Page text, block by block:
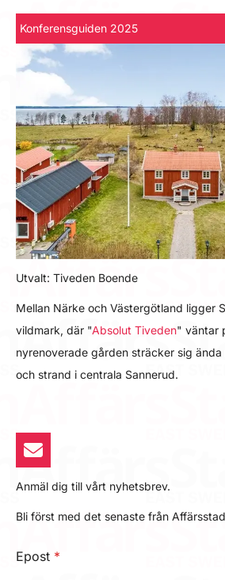
Konferensguiden 2025
Utvalt: Tiveden Boende
Mellan Närke och Västergötland ligger
vildmark, där "Absolut Tiveden" väntar
nyrenoverade gården sträcker sig
och strand i centrala Sannerud.
Anmäl dig till vårt nyhetsbrev.
Bli först med det senaste från
Epost *